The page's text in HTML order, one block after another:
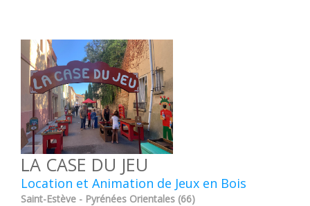
LA CASE DU JEU
Location et Animation de Jeux en Bois
Saint-Estève - Pyrénées Orientales (66)